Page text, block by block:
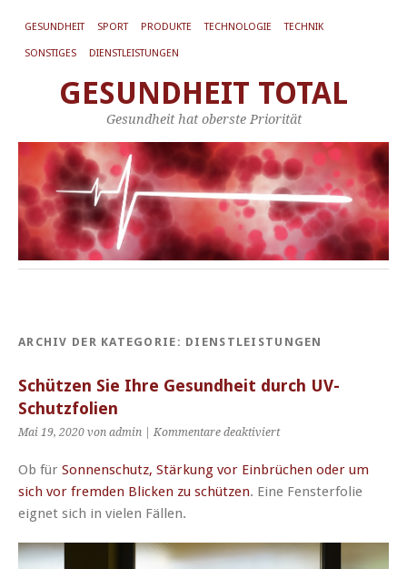
GESUNDHEIT SPORT PRODUKTE TECHNOLOGIE TECHNIK
SONSTIGES DIENSTLEISTUNGEN
GESUNDHEIT TOTAL
Gesundheit hat oberste Priorität
ARCHIV DER KATEGORIE: DIENSTLEISTUNGEN
Schützen Sie Ihre Gesundheit durch UV-
Schutzfolien
Mai 19, 2020 von admin | Kommentare deaktiviertfür
Sie
Gesundheit
Schutzfolien
Ob für Sonnenschutz, Stärkung vor Einbrüchen oder um
sich vor fremden Blicken zu schützen. Eine Fensterfolie
eignet sich in vielen Fällen.